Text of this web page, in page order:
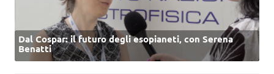
Dal Cospar: il futuro degli esopianeti, con Serena
Benatti